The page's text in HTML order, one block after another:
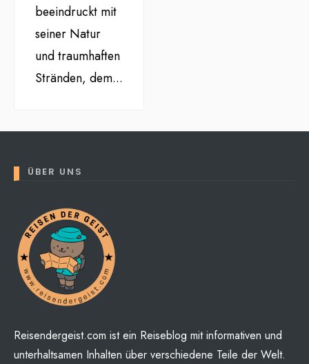
beeindruckt mit
seiner Natur
und traumhaften
Stränden, dem...
ÜBER UNS
Reisendergeist.com ist ein Reiseblog mit informativen und
unterhaltsamen Inhalten über verschiedene Teile der Welt.